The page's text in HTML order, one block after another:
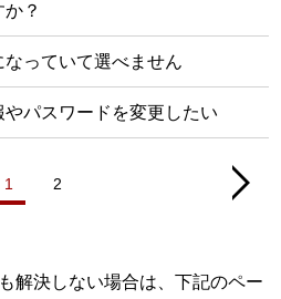
？
なっていて選べません
パスワードを変更したい
1 2
解決しない場合は、下記のペー